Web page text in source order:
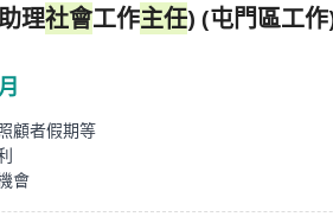
理社會工作主任) (屯門區工作
顧者假期等
會